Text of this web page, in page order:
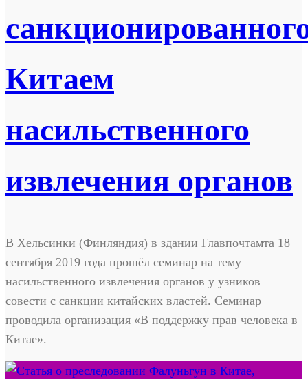
Китаем
насильственного
извлечения органов
В Хельсинки (Финляндия) в здании Главпочтамта 18
сентября 2019 года прошёл семинар на тему
насильственного извлечения органов у узников
совести с санкции китайских властей. Семинар
проводила организация «В поддержку прав человека в
Китае».